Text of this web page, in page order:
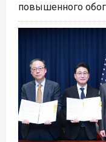
повышенного